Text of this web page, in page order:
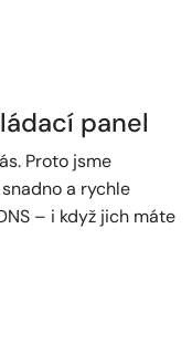
panel
Proto jsme
a rychle
– i když jich máte